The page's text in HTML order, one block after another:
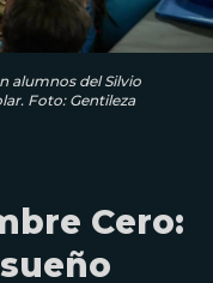
alumnos del Silvio
Foto: Gentileza
Cero: